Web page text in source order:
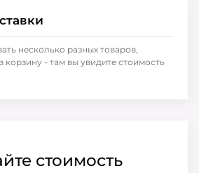
стоимость
несколько разных товаров,
корзину - там вы увидите стоимость